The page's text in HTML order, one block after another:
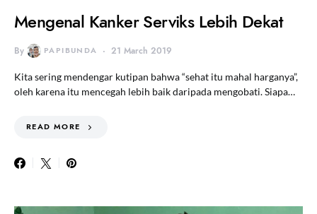
Mengenal Kanker Serviks Lebih Dekat
By PAPIBUNDA 21 March 2019
Kita sering mendengar kutipan bahwa “sehat itu mahal harganya”,
oleh karena itu mencegah lebih baik daripada mengobati. Siapa…
READ MORE